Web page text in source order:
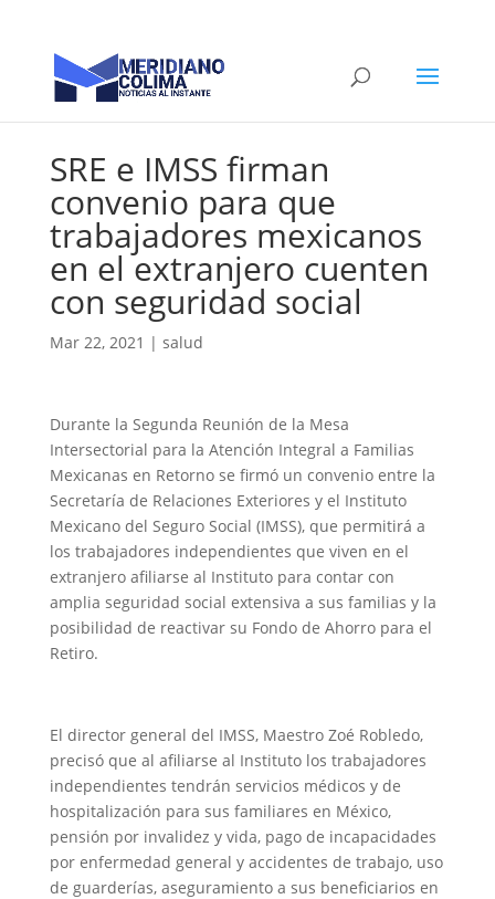
SRE e IMSS firman
convenio para que
trabajadores mexicanos
en el extranjero cuenten
con seguridad social
Mar 22, 2021 | salud
Durante la Segunda Reunión de la Mesa
Intersectorial para la Atención Integral a Familias
Mexicanas en Retorno se firmó un convenio entre la
Secretaría de Relaciones Exteriores y el Instituto
Mexicano del Seguro Social (IMSS), que permitirá a
los trabajadores independientes que viven en el
extranjero afiliarse al Instituto para contar con
amplia seguridad social extensiva a sus familias y la
posibilidad de reactivar su Fondo de Ahorro para el
Retiro.
El director general del IMSS, Maestro Zoé Robledo,
precisó que al afiliarse al Instituto los trabajadores
independientes tendrán servicios médicos y de
hospitalización para sus familiares en México,
pensión por invalidez y vida, pago de incapacidades
por enfermedad general y accidentes de trabajo, uso
de guarderías, aseguramiento a sus beneficiarios en